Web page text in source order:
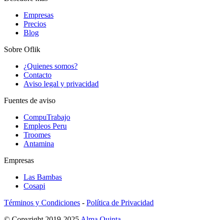
Empresas
Precios
Blog
Sobre Oflik
¿Quienes somos?
Contacto
Aviso legal y privacidad
Fuentes de aviso
CompuTrabajo
Empleos Peru
Troomes
Antamina
Empresas
Las Bambas
Cosapi
Términos y Condiciones - Política de Privacidad